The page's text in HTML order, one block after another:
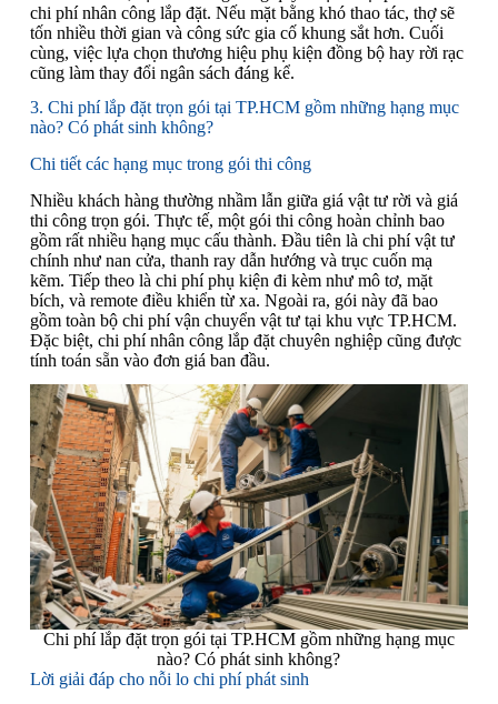
chi phí nhân công lắp đặt. Nếu mặt bằng khó thao tác, thợ sẽ
tốn nhiều thời gian và công sức gia cố khung sắt hơn. Cuối
cùng, việc lựa chọn thương hiệu phụ kiện đồng bộ hay rời rạc
cũng làm thay đổi ngân sách đáng kể.
3. Chi phí lắp đặt trọn gói tại TP.HCM gồm những hạng mục
nào? Có phát sinh không?
Chi tiết các hạng mục trong gói thi công
Nhiều khách hàng thường nhầm lẫn giữa giá vật tư rời và giá
thi công trọn gói. Thực tế, một gói thi công hoàn chỉnh bao
gồm rất nhiều hạng mục cấu thành. Đầu tiên là chi phí vật tư
chính như nan cửa, thanh ray dẫn hướng và trục cuốn mạ
kẽm. Tiếp theo là chi phí phụ kiện đi kèm như mô tơ, mặt
bích, và remote điều khiển từ xa. Ngoài ra, gói này đã bao
gồm toàn bộ chi phí vận chuyển vật tư tại khu vực TP.HCM.
Đặc biệt, chi phí nhân công lắp đặt chuyên nghiệp cũng được
tính toán sẵn vào đơn giá ban đầu.
Chi phí lắp đặt trọn gói tại TP.HCM gồm những hạng mục
nào? Có phát sinh không?
Lời giải đáp cho nỗi lo chi phí phát sinh